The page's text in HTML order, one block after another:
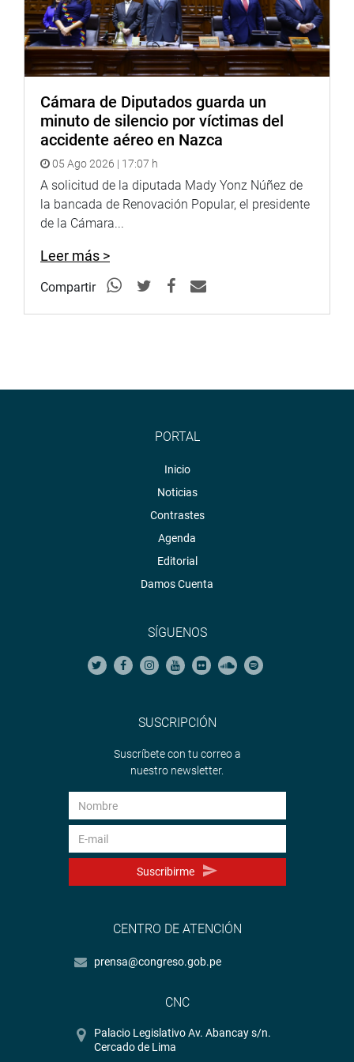
La legisladora Chihuán Ramos también dijo que en estos
días que permanecerá en la ciudad de Puno efectuará
visitas inopinadas a diferentes puntos de la región e
instituciones para ver ‘in situ’ qué están haciendo para
afrontar el tema de la contaminación y falta de agua en
Puno. (EPA)
PRENSA-CONGRESO
Enseguida transmitiremos la ampliación de esta noticia.
https://soundcloud.com/radiocongreso
Cámara de Diputados guarda un
minuto de silencio por víctimas del
accidente aéreo en Nazca
05 Ago 2026 | 17:07 h
A solicitud de la diputada Mady Yonz Núñez de
la bancada de Renovación Popular, el presidente
de la Cámara...
Leer más >
Compartir
PORTAL
Inicio
Noticias
Contrastes
Agenda
Editorial
Damos Cuenta
SÍGUENOS
SUSCRIPCIÓN
Suscríbete con tu correo a
nuestro newsletter.
Suscribirme
CENTRO DE ATENCIÓN
prensa@congreso.gob.pe
CNC
Palacio Legislativo Av. Abancay s/n.
Cercado de Lima